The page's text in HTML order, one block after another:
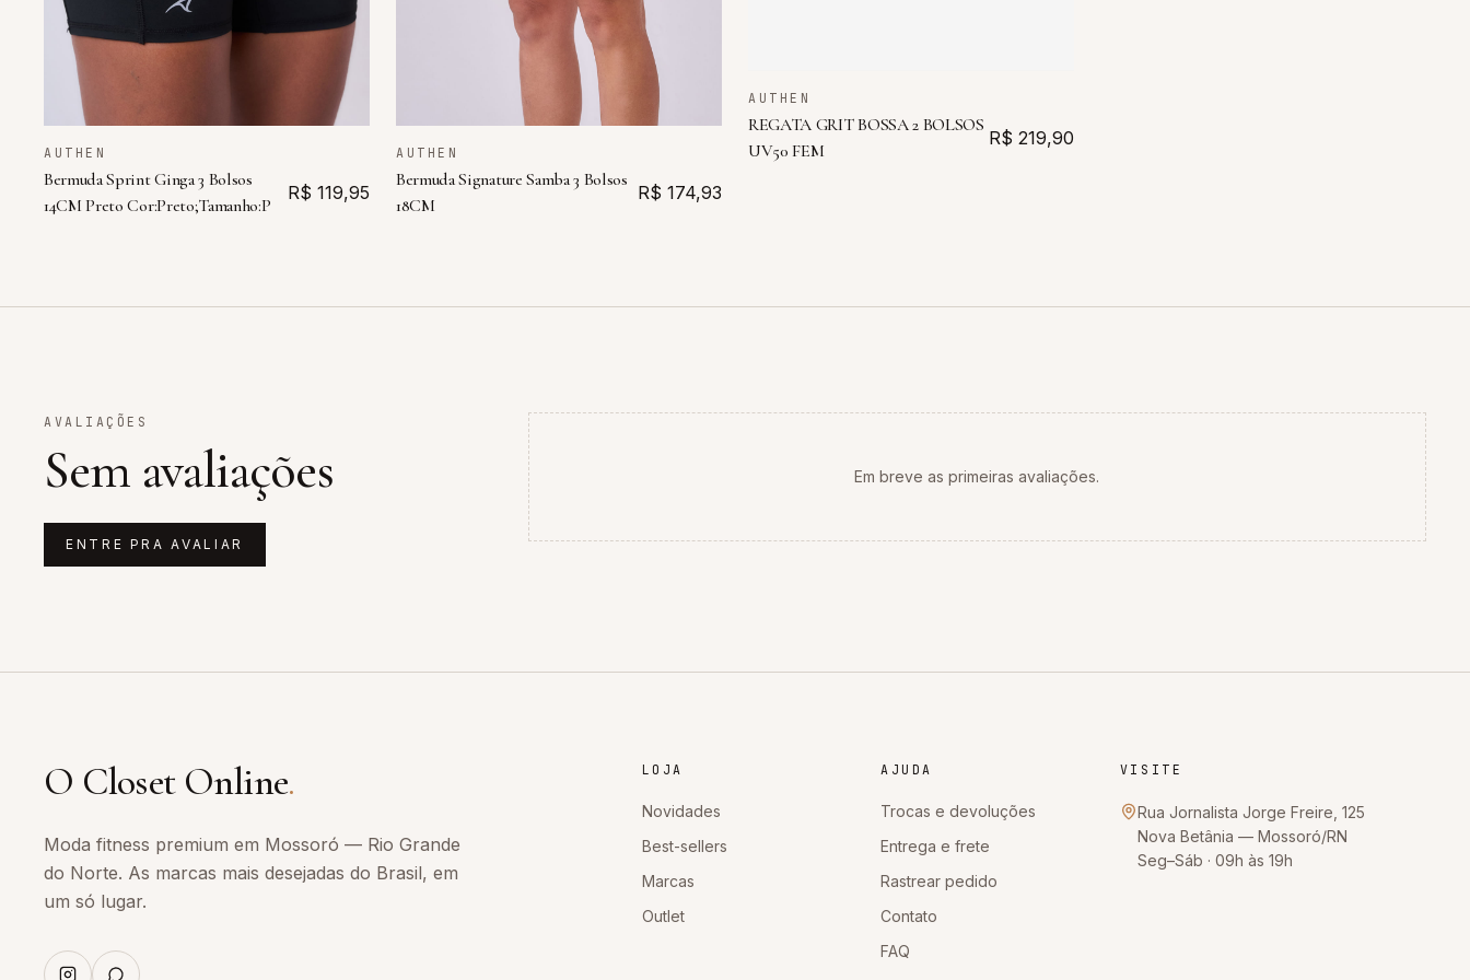
AUTHEN
Bermuda Sprint Ginga 3 Bolsos
14CM Preto Cor:Preto;Tamanho:P
R$ 119,95
AUTHEN
Bermuda Signature Samba 3 Bolsos
18CM
R$ 174,93
AUTHEN
REGATA GRIT BOSSA 2 BOLSOS
UV50 FEM
R$ 219,90
AVALIAÇÕES
Sem avaliações
ENTRE PRA AVALIAR
Em breve as primeiras avaliações.
O Closet Online.
Moda fitness premium em Mossoró — Rio Grande
do Norte. As marcas mais desejadas do Brasil, em
um só lugar.
LOJA
Novidades
Best-sellers
Marcas
Outlet
AJUDA
Trocas e devoluções
Entrega e frete
Rastrear pedido
Contato
FAQ
VISITE
Rua Jornalista Jorge Freire, 125
Nova Betânia — Mossoró/RN
Seg–Sáb · 09h às 19h